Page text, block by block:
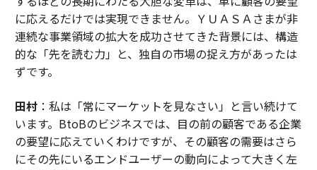
に応えるだけでは実現できません。ＹＵＡＳＡさまが非
連続な事業領域の拡大を成功させてきた背景には、構造
的な「先を読む力」と、独自の市場の捉え方があったは
ずです。
田村：私は「常にマーケットを見なさい」と言い続けて
います。BtoBのビジネスでは、目の前の顧客である企業
の要望に応えていくわけですが、その顧客の需要はさら
にその先にいるエンドユーザーの動向によって大きく左